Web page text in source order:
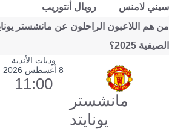
سيني لامنس
رويال أنتوريب
من هم اللاعبون الراحلون عن مانشستر
الصيفية 2025؟
وديات الأندية
مانشستر
يونايتد
8 أغسطس 2026
11:00